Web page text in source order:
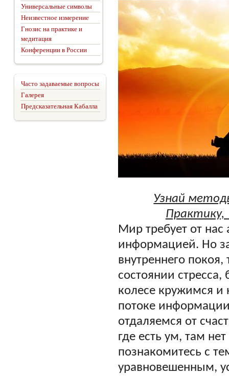
Узнай
Практику,
Мир требует от
информацией. Но
внутреннего
состоянии
колесе кружимся и
потоке
отдаляемся от
где есть ум, там
познакомитесь с
уравновешенным,
Универсальные символы
Неизвестное измерение
Гнозис на практике и
медитация
Конференции в России
Часто задаваемые вопросы
Галерея
Предсказательная Кабалла